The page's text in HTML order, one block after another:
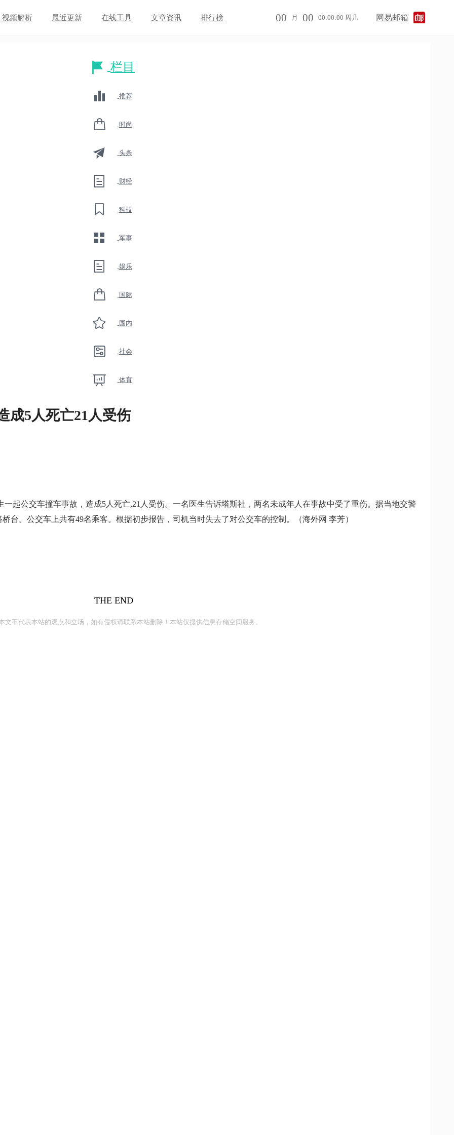
视频解析 最近更新 在线工具 文章资讯 排行榜 00 月 00 00:00:00 周几 网易邮箱
栏目
推荐
时尚
头条
财经
科技
军事
娱乐
国际
国内
社会
体育
成5人死亡21人受伤
起公交车撞车事故，造成5人死亡,21人受伤。一名医生告诉塔斯社，两名未成年人在事故中受了重伤。据当地交警
台。公交车上共有49名乘客。根据初步报告，司机当时失去了对公交车的控制。（海外网 李芳）
THE END
文不代表本站的观点和立场，如有侵权请联系本站删除！本站仅提供信息存储空间服务。